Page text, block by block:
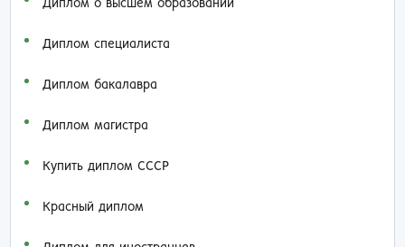
Диплом о высшем образовании
Диплом специалиста
Диплом бакалавра
Диплом магистра
Купить диплом СССР
Красный диплом